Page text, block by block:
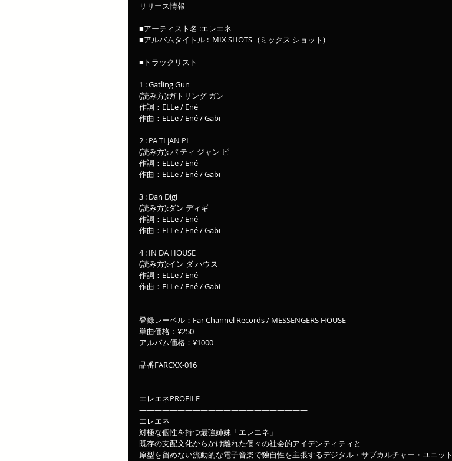
リリース情報
——————————————————————
■アーティスト名 :エレエネ
■アルバムタイトル :  MIX SHOTS   (ミックス ショット)
■トラックリスト
1 : Gatling Gun
(読み方):ガトリング ガン
作詞：ELLe / Ené
作曲：ELLe / Ené / Gabi
2 : PA TI JAN PI
(読み方): パ ティ ジャン ピ
作詞：ELLe / Ené
作曲：ELLe / Ené / Gabi
3 : Dan Digi
(読み方):ダン ディギ
作詞：ELLe / Ené
作曲：ELLe / Ené / Gabi
4 : IN DA HOUSE
(読み方):イン ダ ハウス
作詞：ELLe / Ené
作曲：ELLe / Ené / Gabi
登録レーベル：Far Channel Records / MESSENGERS HOUSE
単曲価格：¥250
アルバム価格：¥1000
品番FARCXX-016
エレエネPROFILE
——————————————————————
エレエネ
対極な個性を持つ最強姉妹「エレエネ」
既存の支配文化からかけ離れた個々の社会的アイデンティティと
原型を留めない流動的な電子音楽で独自性を主張するデジタル・サブカルチャー・ユニット